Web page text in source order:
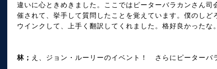
違いに心ときめきました。ここではピーターバラカンさん
催されて、挙手して質問したことを覚えています。僕のし
ウインクして、上手く翻訳してくれました。格好良かったな
林； え、ジョン・ルーリーのイベント！ さらにピーターバ